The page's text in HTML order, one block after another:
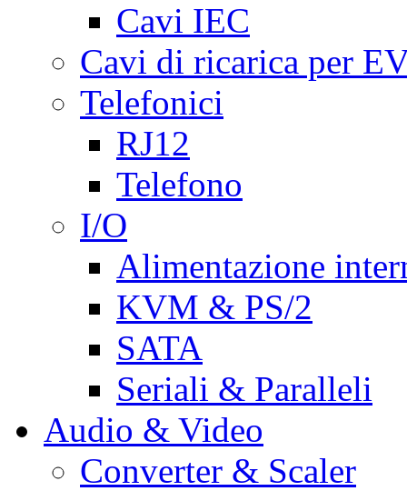
Cavi IEC
Cavi di ricarica per
Telefonici
RJ12
Telefono
I/O
Alimentazione
KVM & PS/2
SATA
Seriali & Paralleli
Audio & Video
Converter & Scaler